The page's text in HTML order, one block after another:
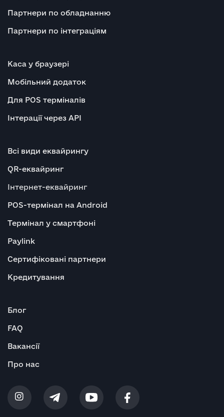
Партнери по обладнанню
Партнери по інтеграціям
Каса у браузері
Мобільний додаток
Для POS терміналів
Інтерації через API
Всі види еквайрингу
QR-еквайринг
Інтернет-еквайринг
POS-термінал на Android
Термінал у смартфоні
Paylink
Сертифіковані партнери
Кредитування
Блог
FAQ
Вакансії
Про нас